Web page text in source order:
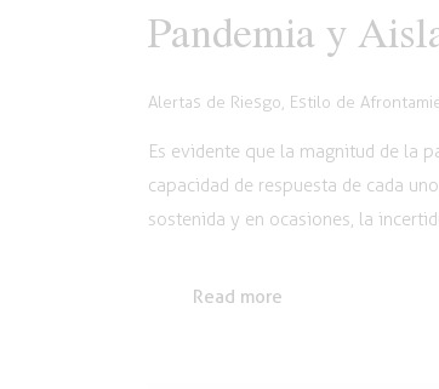
Pandemia y
Alertas de Riesgo Estilo de
Es evidente que la magnitud de la
capacidad de respuesta de cada
sostenida y en ocasiones, la
Read more